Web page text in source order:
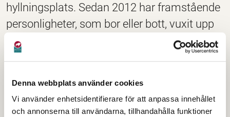
Denna webbplats använder cookies
Vi använder enhetsidentifierare för att anpassa innehållet
och annonserna till användarna, tillhandahålla funktioner
hyllningsplats. Sedan 2012 har framstående
personligheter, som bor eller bott, vuxit upp
eller har rötterna i Avesta, fått sin alldeles
egna platta vid Lilla Torget.
Utnämningarna har sedan dess blivit så många att
plattorna numera också benämns som Avestas Walk
of fame.